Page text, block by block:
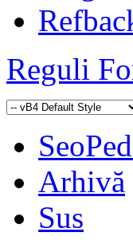
Reguli
Arhivă
Sus